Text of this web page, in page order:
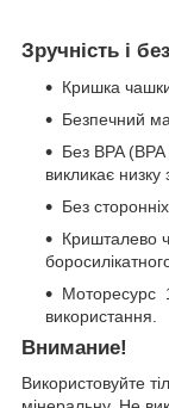
Зручність і
Кришка
Безпечний
Без BPA
викликає
Без
Кришталево
Моторесурс
використання.
Внимание!
Використовуйте